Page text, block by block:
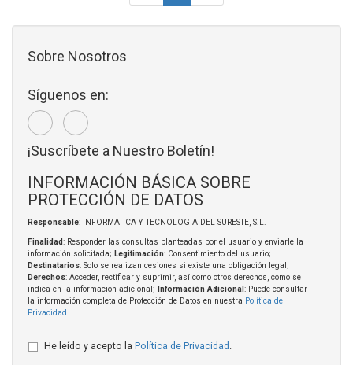
Sobre Nosotros
Síguenos en:
¡Suscríbete a Nuestro Boletín!
INFORMACIÓN BÁSICA SOBRE
PROTECCIÓN DE DATOS
Responsable: INFORMATICA Y TECNOLOGIA DEL SURESTE, S.L.
Finalidad: Responder las consultas planteadas por el usuario y enviarle la
información solicitada; Legitimación: Consentimiento del usuario;
Destinatarios: Solo se realizan cesiones si existe una obligación legal;
Derechos: Acceder, rectificar y suprimir, así como otros derechos, como se
indica en la información adicional;
Información Adicional : Puede consultar
la información completa de Protección de Datos en nuestra Política de
Privacidad
He leído y acepto la Política de Privacidad